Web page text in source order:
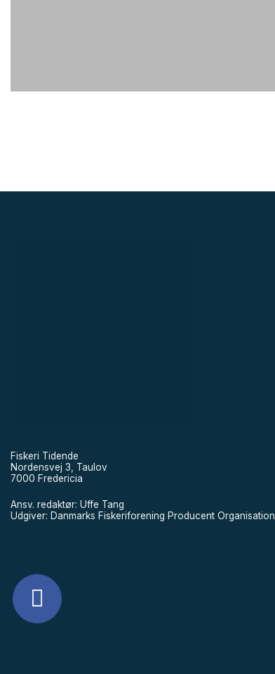
Fiskeri Tidende
Nordensvej 3, Taulov
7000 Fredericia
Ansv. redaktør: Uffe Tang
Udgiver: Danmarks Fiskeriforening Producent Organisation